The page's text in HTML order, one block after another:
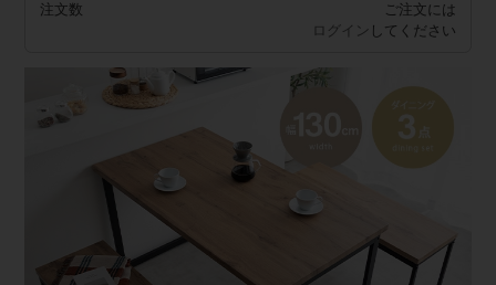
注文数
ご注文には
ログイン してください